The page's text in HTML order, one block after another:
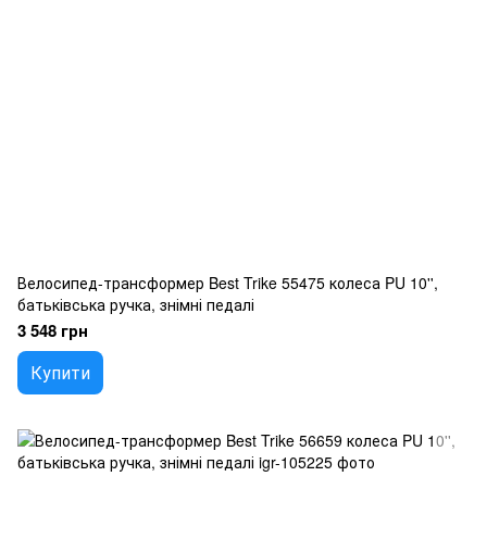
Велосипед-трансформер Best Trike 55475 колеса PU 10'',
батьківська ручка, знімні педалі
3 548 грн
Купити